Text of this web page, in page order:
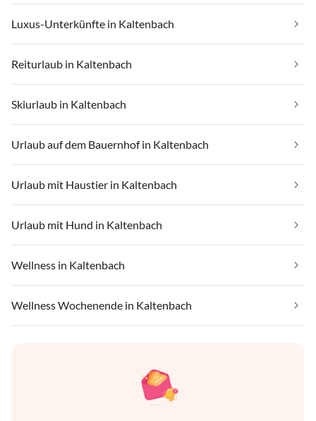
Luxus-Unterkünfte in Kaltenbach
Reiturlaub in Kaltenbach
Skiurlaub in Kaltenbach
Urlaub auf dem Bauernhof in Kaltenbach
Urlaub mit Haustier in Kaltenbach
Urlaub mit Hund in Kaltenbach
Wellness in Kaltenbach
Wellness Wochenende in Kaltenbach